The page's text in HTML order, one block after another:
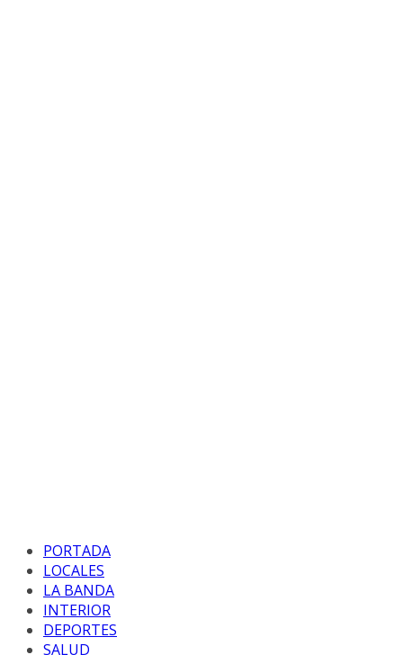
PORTADA
LOCALES
LA BANDA
INTERIOR
DEPORTES
SALUD